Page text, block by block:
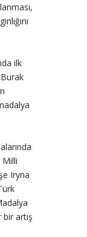
ilk
Milli
Iryna
bir artış